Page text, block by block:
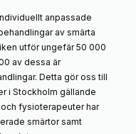
anpassade
av smärta
utför ungefär 50 000
av dessa är
Detta gör oss till
i Stockholm gällande
fysioterapeuter har
smärtor samt